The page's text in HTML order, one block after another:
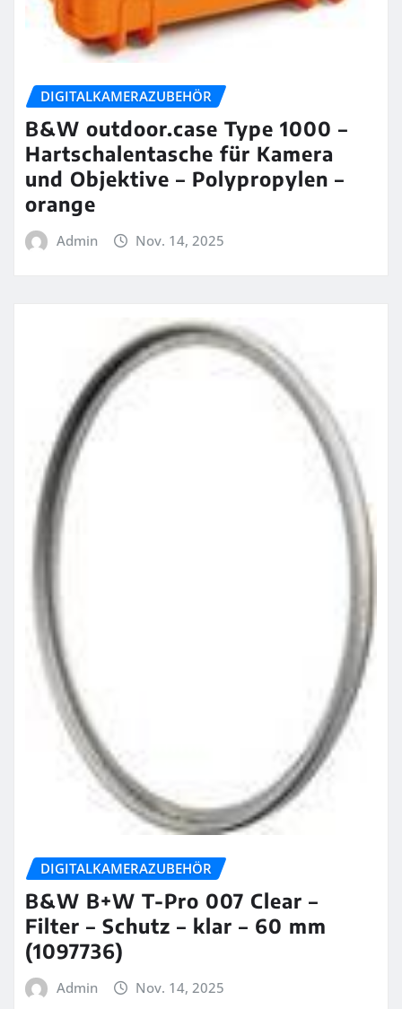
DIGITALKAMERAZUBEHÖR
B&W outdoor.case Type 1000 –
Hartschalentasche für Kamera
und Objektive – Polypropylen –
orange
Admin Nov. 14, 2025
DIGITALKAMERAZUBEHÖR
B&W B+W T-Pro 007 Clear –
Filter – Schutz – klar – 60 mm
(1097736)
Admin Nov. 14, 2025